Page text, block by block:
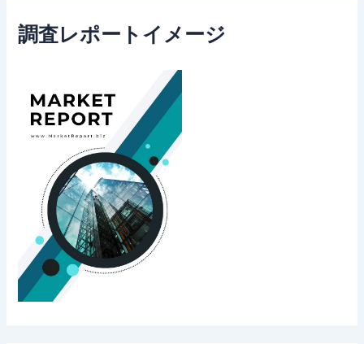
調査レポートイメージ